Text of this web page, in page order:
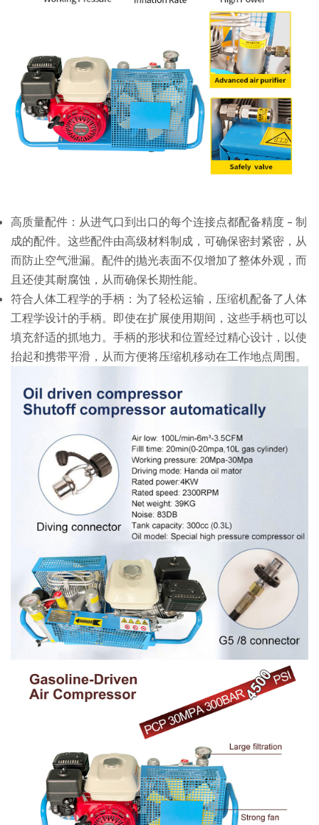
高质量配件：从进气口到出口的每个连接点都配备精度 - 制
成的配件。这些配件由高级材料制成，可确保密封紧密，从
而防止空气泄漏。配件的抛光表面不仅增加了整体外观，而
且还使其耐腐蚀，从而确保长期性能。
符合人体工程学的手柄：为了轻松运输，压缩机配备了人体
工程学设计的手柄。即使在扩展使用期间，这些手柄也可以
填充舒适的抓地力。手柄的形状和位置经过精心设计，以使
抬起和携带平滑，从而方便将压缩机移动在工作地点周围。